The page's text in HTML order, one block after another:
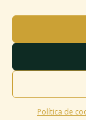
Política de